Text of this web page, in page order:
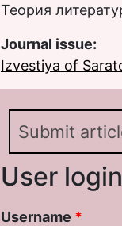
Теория
Journal issue:
Izvestiya of
Submit
User login
Username *